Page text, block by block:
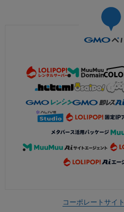
コーポレートサイト